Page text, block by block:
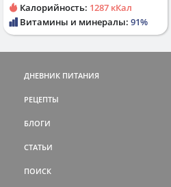
Калорийность: 1287 кКал
Витамины и минералы: 91%
ДНЕВНИК ПИТАНИЯ
РЕЦЕПТЫ
БЛОГИ
СТАТЬИ
ПОИСК